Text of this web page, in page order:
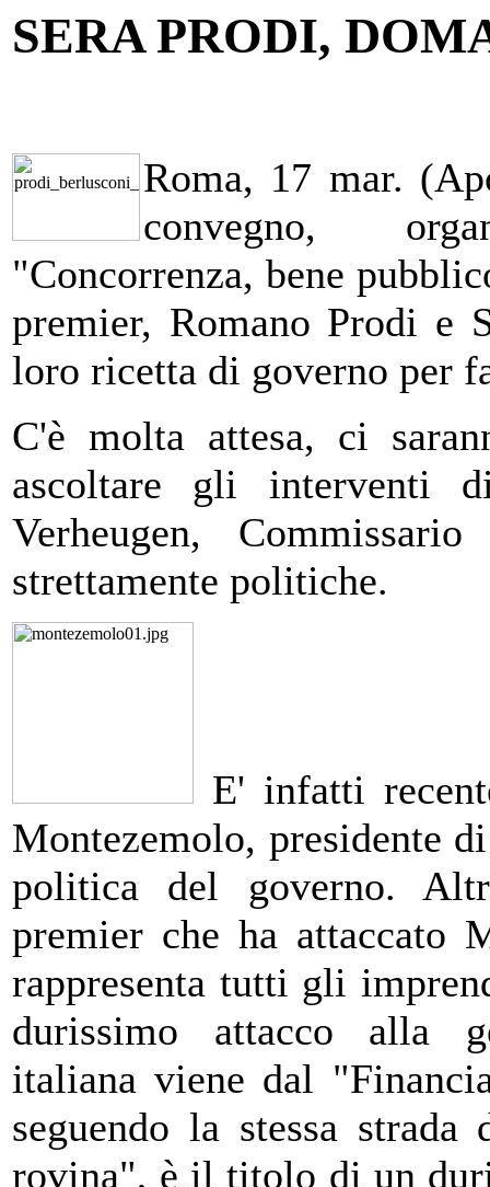
SERA PRODI,
Roma, 17 mar.
convegno,
"Concorrenza, bene
premier, Romano Prodi e
loro ricetta di governo per
C'è molta attesa, ci
ascoltare gli interventi
Verheugen,
strettamente politiche.
E' infatti
Montezemolo, presidente
politica del governo.
premier che ha attaccato
rappresenta tutti gli
durissimo attacco alla
italiana viene dal
seguendo la stessa
rovina", è il titolo di un